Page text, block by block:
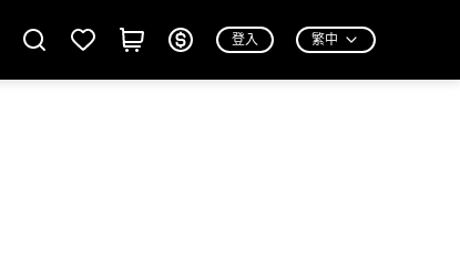
登入 繁中